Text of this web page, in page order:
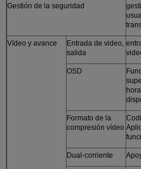
Gestión de la seguridad
Vídeo y avance
Entrada de video,
salida
OSD
Formato de la
compresión vídeo
Dual-corriente